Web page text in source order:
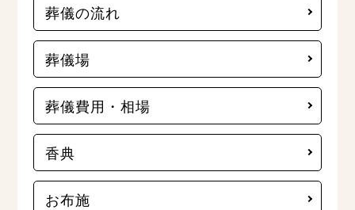
葬儀の流れ
葬儀場
葬儀費用・相場
香典
お布施